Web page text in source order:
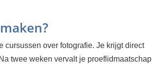
cursussen over fotografie. Je krijgt direct
twee weken vervalt je proeflidmaatschap